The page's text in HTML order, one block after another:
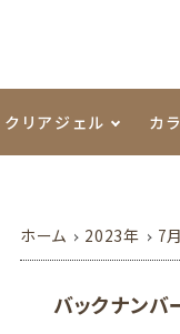
クリアジェル カ
ホーム 2023年 7月
バックナン